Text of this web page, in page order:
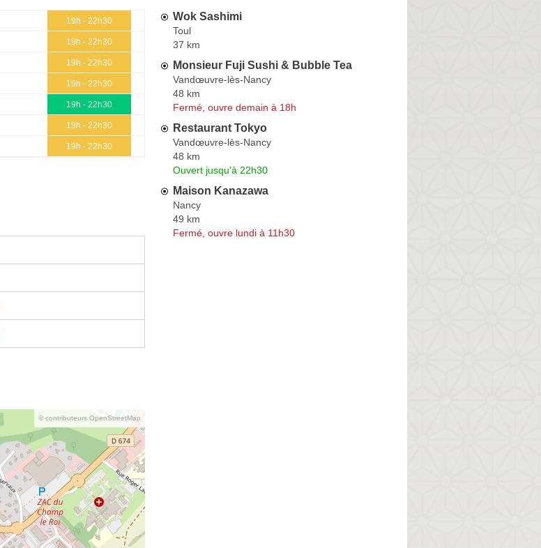
19h - 22h30
19h - 22h30
19h - 22h30
19h - 22h30
19h - 22h30
19h - 22h30
19h - 22h30
© contributeurs OpenStreetMap
Wok Sashimi
Toul
37 km
Monsieur Fuji Sushi & Bubble Tea
Vandœuvre-lès-Nancy
48 km
Fermé, ouvre demain à 18h
Restaurant Tokyo
Vandœuvre-lès-Nancy
48 km
Ouvert jusqu'à 22h30
Maison Kanazawa
Nancy
49 km
Fermé, ouvre lundi à 11h30